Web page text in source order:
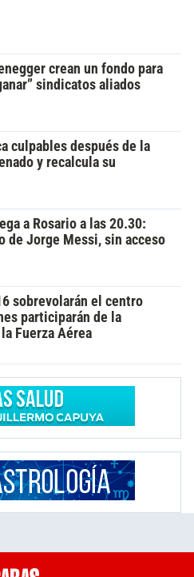
crean un fondo para
sindicatos aliados
culpables después de la
y recalcula su
a Rosario a las 20.30:
de Jorge Messi, sin acceso
sobrevolarán el centro
participarán de la
Fuerza Aérea